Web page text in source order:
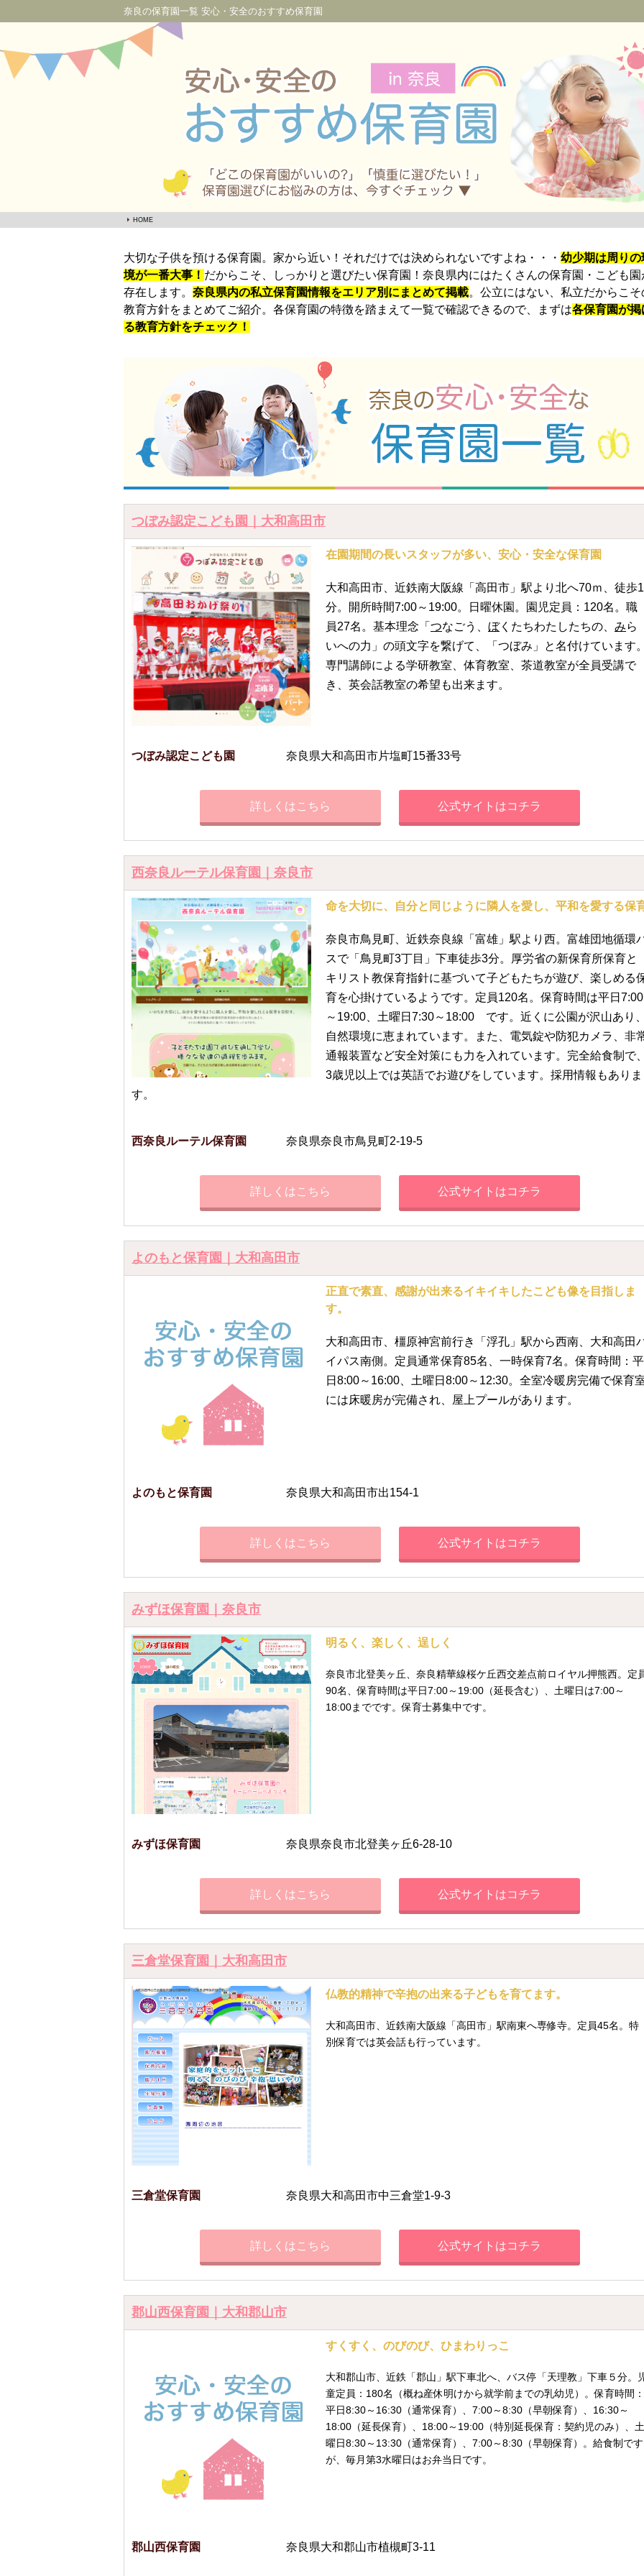
奈良の保育園一覧 安心・安全のおすすめ保育園
HOME
大切な子供を預ける保育園。家から近い！それだけでは決められないですよね・・・ 幼少期は周りの
境が一番大事！ だからこそ、しっかりと選びたい保育園！奈良県内にはたくさんの保育園・こども園
存在します。 奈良県内の私立保育園情報をエリア別にまとめて掲載。公立にはない、私立だからこそ
教育方針をまとめてご紹介。各保育園の特徴を踏まえて一覧で確認できるので、まずは各保育園が掲
る教育方針をチェック！
つぼみ認定こども園｜大和高田市
在園期間の長いスタッフが多い、安心・安全な保育園
大和高田市、近鉄南大阪線「高田市」駅より北へ70ｍ、徒歩1
分。開所時間7:00～19:00。日曜休園。園児定員：120名。職
員27名。基本理念「 つなごう、 ぼくたちわたしたちの、 みら
いへの力」の頭文字を繋げて、「つぼみ」と名付けています
専門講師による学研教室、体育教室、茶道教室が全員受講で
き、英会話教室の希望も出来ます。
つぼみ認定こども園 奈良県大和高田市片塩町15番33号
詳しくはこちら 公式サイトはコチラ
西奈良ルーテル保育園｜奈良市
命を大切に、自分と同じように隣人を愛し、平和を愛する保
奈良市鳥見町、近鉄奈良線「富雄」駅より西。富雄団地循環
スで「鳥見町3丁目」下車徒歩3分。厚労省の新保育所保育と
キリスト教保育指針に基づいて子どもたちが遊び、楽しめる
育を心掛けているようです。定員120名。保育時間は平日7:00
～19:00、土曜日7:30～18:00 です。近くに公園が沢山あり
自然環境に恵まれています。また、電気錠や防犯カメラ、非
通報装置など安全対策にも力を入れています。完全給食制で
3歳児以上では英語でお遊びをしています。採用情報もありま
す。
西奈良ルーテル保育園 奈良県奈良市鳥見町2-19-5
詳しくはこちら 公式サイトはコチラ
よのもと保育園｜大和高田市
正直で素直、感謝が出来るイキイキしたこども像を目指しま
す。
大和高田市、橿原神宮前行き「浮孔」駅から西南、大和高田
イパス南側。定員通常保育85名、一時保育7名。保育時間：平
日8:00～16:00、土曜日8:00～12:30。全室冷暖房完備で保育
には床暖房が完備され、屋上プールがあります。
よのもと保育園 奈良県大和高田市出154-1
詳しくはこちら 公式サイトはコチラ
みずほ保育園｜奈良市
明るく、楽しく、逞しく
奈良市北登美ヶ丘、奈良精華線桜ケ丘西交差点前ロイヤル押熊西。定
90名、保育時間は平日7:00～19:00（延長含む）、土曜日は7:00～
18:00までです。保育士募集中です。
みずほ保育園 奈良県奈良市北登美ヶ丘6-28-10
詳しくはこちら 公式サイトはコチラ
三倉堂保育園｜大和高田市
仏教的精神で辛抱の出来る子どもを育てます。
大和高田市、近鉄南大阪線「高田市」駅南東へ専修寺。定員45名。特
別保育では英会話も行っています。
三倉堂保育園 奈良県大和高田市中三倉堂1-9-3
詳しくはこちら 公式サイトはコチラ
郡山西保育園｜大和郡山市
すくすく、のびのび、ひまわりっこ
大和郡山市、近鉄「郡山」駅下車北へ、バス停「天理教」下車５分。
童定員：180名（概ね産休明けから就学前までの乳幼児）。保育時間：
平日8:30～16:30（通常保育）、7:00～8:30（早朝保育）、16:30～
18:00（延長保育）、18:00～19:00（特別延長保育：契約児のみ）、土
曜日8:30～13:30（通常保育）、7:00～8:30（早朝保育）。給食制です
が、毎月第3水曜日はお弁当日です。
郡山西保育園 奈良県大和郡山市植槻町3-11